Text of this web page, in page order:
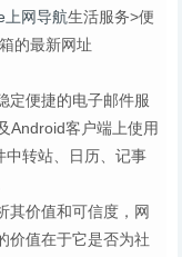
上网导航生活服务>便
的最新网址
定便捷的电子邮件服
Android客户端上使用
中转站、日历、记事
其价值和可信度，网
价值在于它是否为社